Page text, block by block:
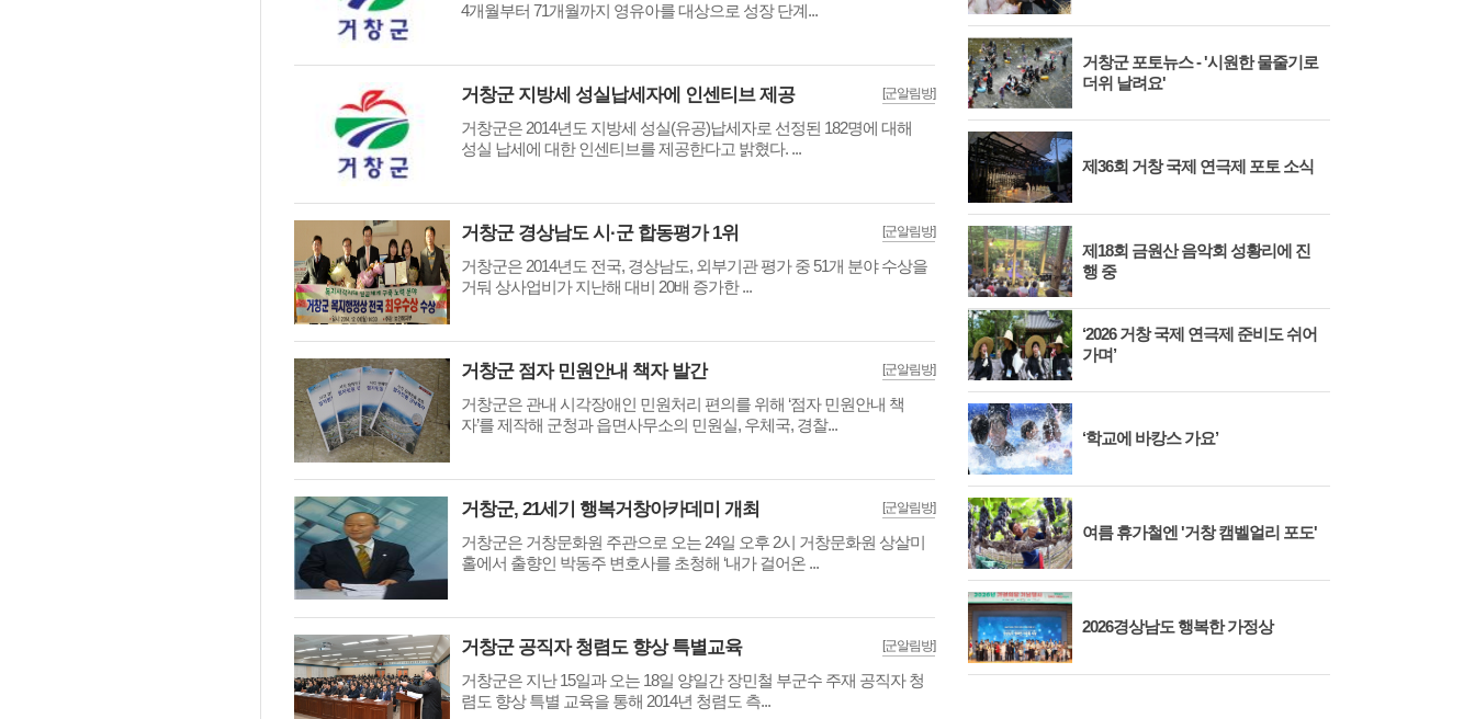
4개월부터 71개월까지 영유아를 대상으로 성장 단계...
[군알림방]
거창군 지방세 성실납세자에 인센티브 제공
거창군은 2014년도 지방세 성실(유공)납세자로 선정된 182명에 대해
성실 납세에 대한 인센티브를 제공한다고 밝혔다. ...
[군알림방]
거창군 경상남도 시·군 합동평가 1위
거창군은 2014년도 전국, 경상남도, 외부기관 평가 중 51개 분야 수상을
거둬 상사업비가 지난해 대비 20배 증가한 ...
[군알림방]
거창군 점자 민원안내 책자 발간
거창군은 관내 시각장애인 민원처리 편의를 위해 ‘점자 민원안내 책
자’를 제작해 군청과 읍면사무소의 민원실, 우체국, 경찰...
[군알림방]
거창군, 21세기 행복거창아카데미 개최
거창군은 거창문화원 주관으로 오는 24일 오후 2시 거창문화원 상살미
홀에서 출향인 박동주 변호사를 초청해 ‘내가 걸어온 ...
[군알림방]
거창군 공직자 청렴도 향상 특별교육
거창군은 지난 15일과 오는 18일 양일간 장민철 부군수 주재 공직자 청
렴도 향상 특별 교육을 통해 2014년 청렴도 측...
거창군 포토뉴스 - '시원한 물줄기로
더위 날려요'
제36회 거창 국제 연극제 포토 소식
제18회 금원산 음악회 성황리에 진
행 중
‘2026 거창 국제 연극제 준비도 쉬어
가며’
‘학교에 바캉스 가요’
여름 휴가철엔 '거창 캠벨얼리 포도'
2026경상남도 행복한 가정상